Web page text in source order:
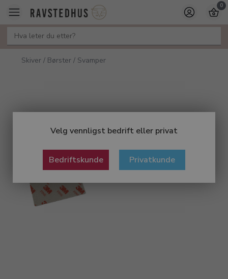
Velg vennligst bedrift eller privat
Bedriftskunde Privatkunde
0
Skiver / Børster / Svamper